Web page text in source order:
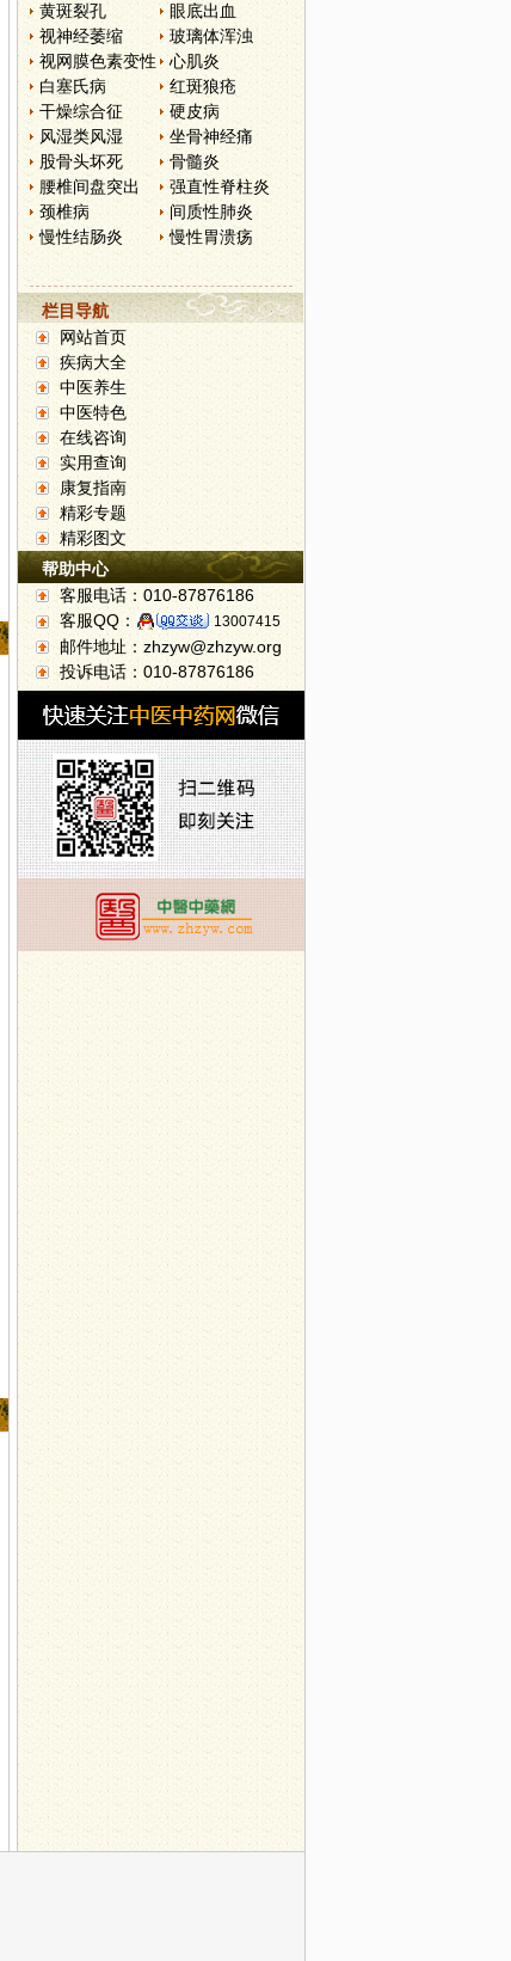
黄斑裂孔
眼底出血
视神经萎缩
玻璃体浑浊
视网膜色素变性
心肌炎
白塞氏病
红斑狼疮
干燥综合征
硬皮病
风湿类风湿
坐骨神经痛
股骨头坏死
骨髓炎
腰椎间盘突出
强直性脊柱炎
颈椎病
间质性肺炎
慢性结肠炎
慢性胃溃疡
栏目导航
网站首页
疾病大全
中医养生
中医特色
在线咨询
实用查询
康复指南
精彩专题
精彩图文
帮助中心
客服电话：010-87876186
客服QQ：
13007415
邮件地址：zhzyw@zhzyw.org
投诉电话：010-87876186